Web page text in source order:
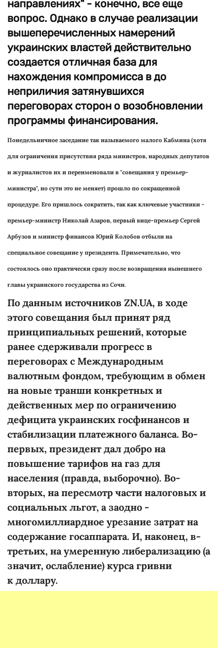
направлениях" - конечно, все еще
вопрос. Однако в случае реализации
вышеперечисленных намерений
украинских властей действительно
создается отличная база для
нахождения компромисса в до
неприличия затянувшихся
переговорах сторон о возобновлении
программы финансирования.
Понедельничное заседание так называемого малого Кабмина (хотя
для ограничения присутствия ряда министров, народных депутатов
и журналистов их и переименовали в "совещания у премьер-
министра", но сути это не меняет) прошло по сокращенной
процедуре. Его пришлось сократить, так как ключевые участники -
премьер-министр Николай Азаров, первый вице-премьер Сергей
Арбузов и министр финансов Юрий Колобов отбыли на
специальное совещание у президента. Примечательно, что
состоялось оно практически сразу после возвращения нынешнего
главы украинского государства из Сочи.
По данным источников ZN.UA, в ходе
этого совещания был принят ряд
принципиальных решений, которые
ранее сдерживали прогресс в
переговорах с Международным
валютным фондом, требующим в обмен
на новые транши конкретных и
действенных мер по ограничению
дефицита украинских госфинансов и
стабилизации платежного баланса. Во-
первых, президент дал добро на
повышение тарифов на газ для
населения (правда, выборочно). Во-
вторых, на пересмотр части налоговых и
социальных льгот, а заодно -
многомиллиардное урезание затрат на
содержание госаппарата. И, наконец, в-
третьих, на умеренную либерализацию (а
значит, ослабление) курса гривни
к доллару.